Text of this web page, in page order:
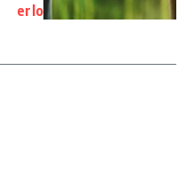
erlo